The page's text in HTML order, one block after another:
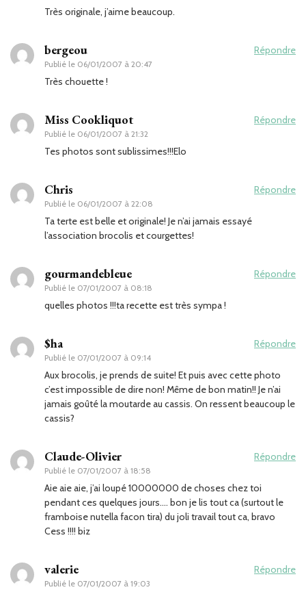
Très originale, j’aime beaucoup.
bergeou
Publié le 06/01/2007 à 20:47
Répondre
Très chouette !
Miss Cookliquot
Publié le 06/01/2007 à 21:32
Répondre
Tes photos sont sublissimes!!!Elo
Chris
Publié le 06/01/2007 à 22:08
Répondre
Ta terte est belle et originale! Je n’ai jamais essayé
l’association brocolis et courgettes!
gourmandebleue
Publié le 07/01/2007 à 08:18
Répondre
quelles photos !!!ta recette est très sympa !
$ha
Publié le 07/01/2007 à 09:14
Répondre
Aux brocolis, je prends de suite! Et puis avec cette photo
c’est impossible de dire non! Même de bon matin!! Je n’ai
jamais goûté la moutarde au cassis. On ressent beaucoup le
cassis?
Claude-Olivier
Publié le 07/01/2007 à 18:58
Répondre
Aie aie aie, j’ai loupé 10000000 de choses chez toi
pendant ces quelques jours…. bon je lis tout ca (surtout le
framboise nutella facon tira) du joli travail tout ca, bravo
Cess !!!! biz
valerie
Publié le 07/01/2007 à 19:03
Répondre